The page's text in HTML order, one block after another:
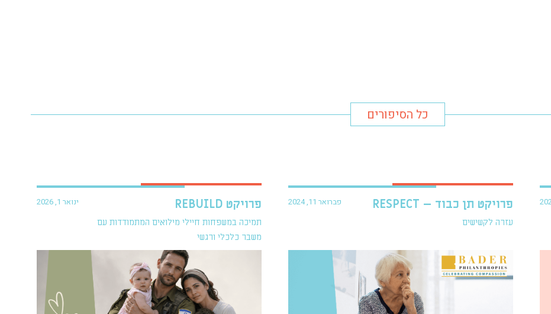
כל הסיפורים
פברואר 11, 2024 פרויקט תן כבוד – RESPECT
עזרה לקשישים
ינואר 1, 2026 פרויקט REBUILD
תמיכה במשפחות חיילי מילואים המתמודדות עם
משבר כלכלי ורגשי